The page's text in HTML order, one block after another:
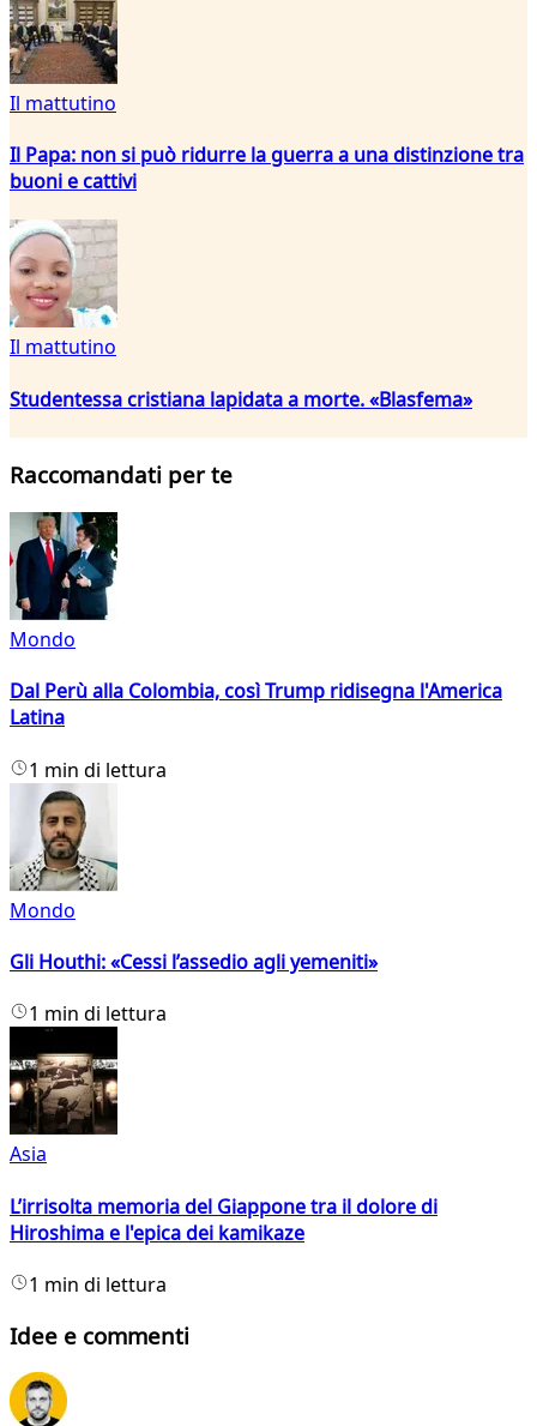
Il mattutino
Il Papa: non si può ridurre la guerra a una distinzione tra
buoni e cattivi
Il mattutino
Studentessa cristiana lapidata a morte. «Blasfema»
Raccomandati per te
Mondo
Dal Perù alla Colombia, così Trump ridisegna l'America
Latina
1 min di lettura
Mondo
Gli Houthi: «Cessi l’assedio agli yemeniti»
1 min di lettura
Asia
L’irrisolta memoria del Giappone tra il dolore di
Hiroshima e l'epica dei kamikaze
1 min di lettura
Idee e commenti